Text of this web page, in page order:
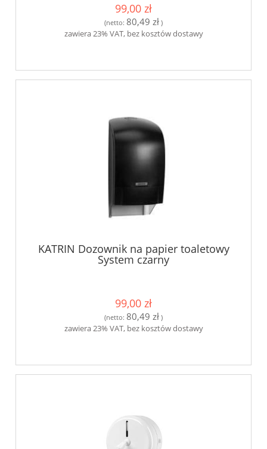
99,00 zł
(netto: 80,49 zł )
zawiera 23% VAT, bez kosztów dostawy
KATRIN Dozownik na papier toaletowy
System czarny
99,00 zł
(netto: 80,49 zł )
zawiera 23% VAT, bez kosztów dostawy